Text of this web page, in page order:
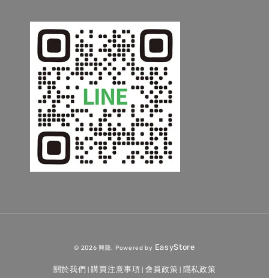
© 2026 興隆. Powered by EasyStore
關於我們 |購買注意事項 會員政策 隱私政策